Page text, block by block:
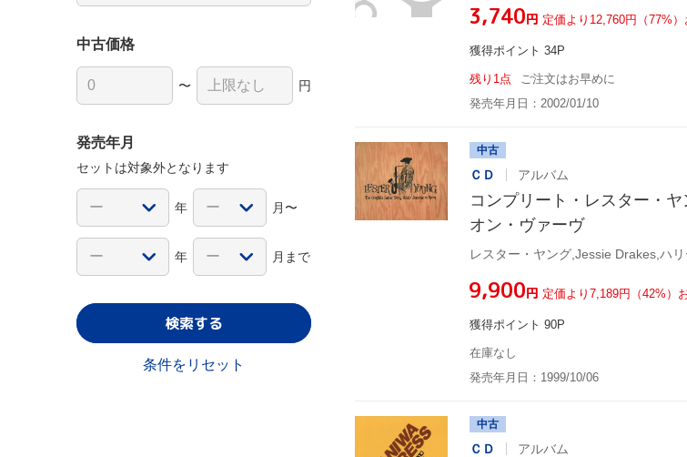
¥3,740円 定価より12,760円（77%）
獲得ポイント 34P
残り1点
ご注文はお早めに
発売年月日：2002/01/10
中古
ＣＤ アルバム
コンプリート・レスター・
オン・ヴァーヴ
¥9,900円 定価より7,189円（42%）
獲得ポイント 90P
在庫なし
発売年月日：1999/10/06
中古
ＣＤ アルバム
中古価格
〜 円
発売年月
セットは対象外となります
年 月〜
年 月まで
検索する
条件をリセット